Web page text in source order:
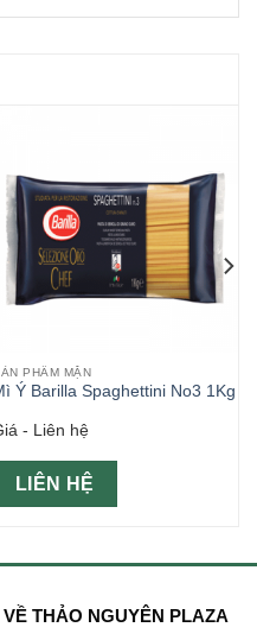
PHẨM MẶN
Ý Barilla Spaghettini No3 1Kg
- Liên hệ
LIÊN HỆ
VỀ THẢO NGUYÊN PLAZA